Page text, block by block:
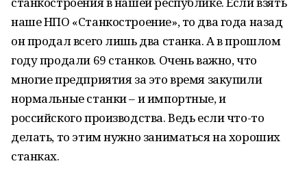
наше НПО «Станкостроение», то два года назад
он продал всего лишь два станка. А в прошлом
году продали 69 станков. Очень важно, что
многие предприятия за это время закупили
нормальные станки – и импортные, и
российского производства. Ведь если что-то
делать, то этим нужно заниматься на хороших
станках.